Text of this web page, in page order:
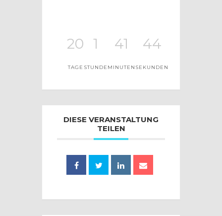
20
TAGE
1
STUNDE
41
MINUTEN
44
SEKUNDEN
DIESE VERANSTALTUNG
TEILEN